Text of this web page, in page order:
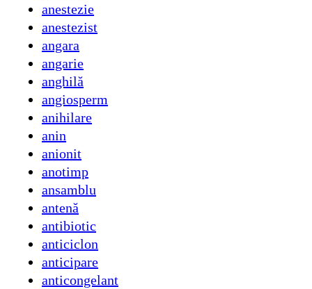
anestezie
anestezist
angara
angarie
anghilă
angiosperm
anihilare
anin
anionit
anotimp
ansamblu
antenă
antibiotic
anticiclon
anticipare
anticongelant